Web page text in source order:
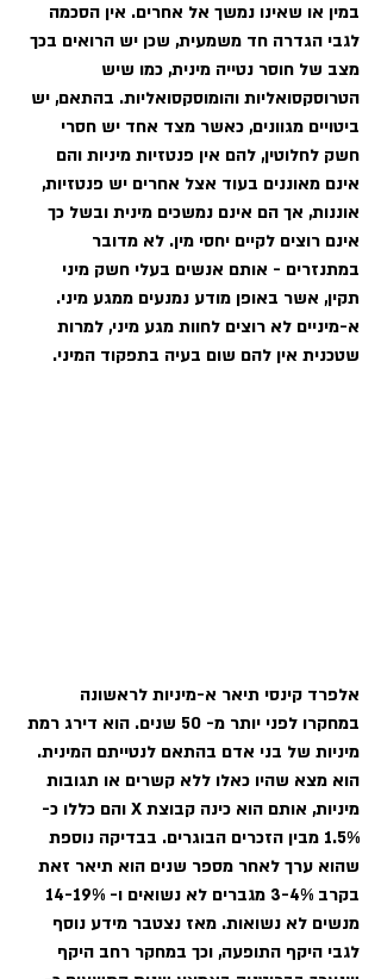
במין או שאינו נמשך אל אחרים. אין הסכמה
לגבי הגדרה חד משמעית, שכן יש הרואים בכך
מצב של חוסר נטייה מינית, כמו שיש
הטרוסקסואליות והומוסקסואליות. בהתאם, יש
ביטויים מגוונים, כאשר מצד אחד יש חסרי
חשק לחלוטין, להם אין פנטזיות מיניות והם
אינם מאוננים בעוד אצל אחרים יש פנטזיות,
אוננות, אך הם אינם נמשכים מינית ובשל כך
אינם רוצים לקיים יחסי מין. לא מדובר
במתנזרים - אותם אנשים בעלי חשק מיני
תקין, אשר באופן מודע נמנעים ממגע מיני.
א-מיניים לא רוצים לחוות מגע מיני, למרות
שטכנית אין להם שום בעיה בתפקוד המיני.
אלפרד קינסי תיאר א-מיניות לראשונה
במחקרו לפני יותר מ- 50 שנים. הוא דירג רמת
מיניות של בני אדם בהתאם לנטייתם המינית.
הוא מצא שהיו כאלו ללא קשרים או תגובות
מיניות, אותם הוא כינה קבוצת X והם כללו כ-
1.5% מבין הזכרים הבוגרים. בבדיקה נוספת
שהוא ערך לאחר מספר שנים הוא תיאר זאת
מנשים לא נשואות. מאז נצטבר מידע נוסף
לגבי היקף התופעה, וכך במחקר רחב היקף